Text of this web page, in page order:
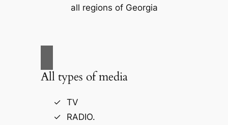
all regions of Georgia
All types of media
TV
RADIO.